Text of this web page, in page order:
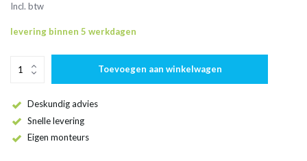
Incl. btw
levering binnen 5 werkdagen
Toevoegen aan winkelwagen
Deskundig advies
Snelle levering
Eigen monteurs